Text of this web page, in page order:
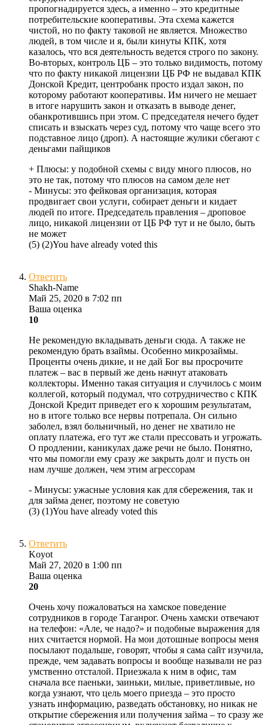
пропогнадируется здесь, а именно – это кредитные
потребительские кооперативы. Эта схема кажется
чистой, но по факту таковой не является. Множество
людей, в том числе и я, были кинуты КПК, хотя
казалось, что вся деятельность ведется строго по закону.
Во-вторых, контроль ЦБ – это только видимость, потому
что по факту никакой лицензии ЦБ РФ не выдавал КПК
Донской Кредит, центробанк просто издал закон, по
которому работают кооперативы. Им ничего не мешает
в итоге нарушить закон и отказать в выводе денег,
обанкротившись при этом. С председателя нечего будет
списать и взыскать через суд, потому что чаще всего это
подставное лицо (дроп). А настоящие жулики сбегают с
деньгами пайщиков
+ Плюсы: у подобной схемы с виду много плюсов, но
это не так, потому что плюсов на самом деле нет
- Минусы: это фейковая организация, которая
продвигает свои услуги, собирает деньги и кидает
людей по итоге. Председатель правления – дроповое
лицо, никакой лицензии от ЦБ РФ тут и не было, быть
не может
(5) (2)You have already voted this
Ответить
Shakh-Name
Май 25, 2020 в 7:02 пп
Ваша оценка
10
Не рекомендую вкладывать деньги сюда. А также не
рекомендую брать взаймы. Особенно микрозаймы.
Проценты очень дикие, и не дай Бог вы просрочите
платеж – вас в первый же день начнут атаковать
коллекторы. Именно такая ситуация и случилось с моим
коллегой, который подумал, что сотрудничество с КПК
Донской Кредит приведет его к хорошим результатам,
но в итоге только все нервы потрепала. Он сильно
заболел, взял больничный, но денег не хватило не
оплату платежа, его тут же стали прессовать и угрожать.
О продлении, каникулах даже речи не было. Понятно,
что мы помогли ему сразу же закрыть долг и пусть он
нам лучше должен, чем этим агрессорам
- Минусы: ужасные условия как для сбережения, так и
для займа денег, поэтому не советую
(3) (1)You have already voted this
Ответить
Koyot
Май 27, 2020 в 1:00 пп
Ваша оценка
20
Очень хочу пожаловаться на хамское поведение
сотрудников в городе Таганрог. Очень хамски отвечают
на телефон: «Але, че надо?» и подобные выражения для
них считается нормой. На мои дотошные вопросы меня
посылают подальше, говорят, чтобы я сама сайт изучила,
прежде, чем задавать вопросы и вообще называли не раз
умственно отсталой. Приезжала к ним в офис, там
сначала все паеньки, заиньки, милые, приветливые, но
когда узнают, что цель моего приезда – это просто
узнать информацию, разведать обстановку, но никак не
открытие сбережения или получения займа – то сразу же